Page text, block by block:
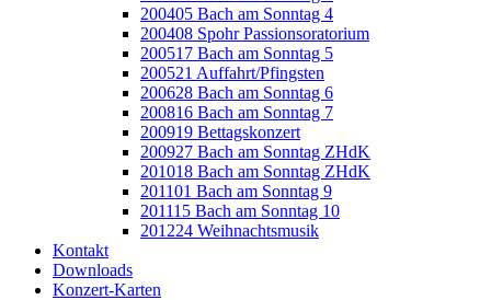
200405 Bach am Sonntag 4
200408 Spohr Passionsoratorium
200517 Bach am Sonntag 5
200521 Auffahrt/Pfingsten
200628 Bach am Sonntag 6
200816 Bach am Sonntag 7
200919 Bettagskonzert
200927 Bach am Sonntag ZHdK
201018 Bach am Sonntag ZHdK
201101 Bach am Sonntag 9
201115 Bach am Sonntag 10
201224 Weihnachtsmusik
Kontakt
Downloads
Konzert-Karten